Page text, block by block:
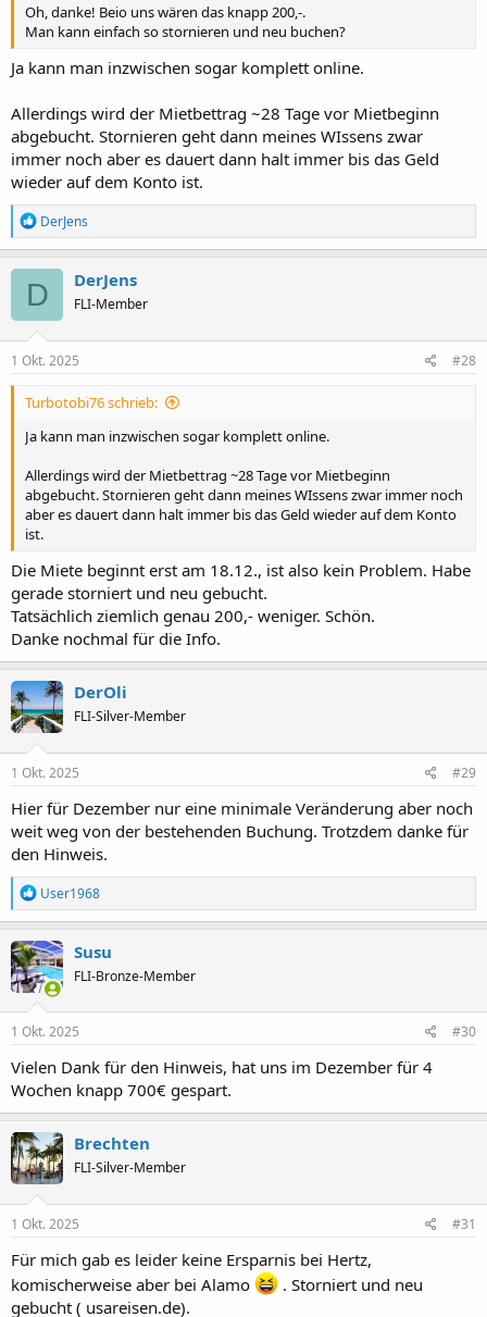
Oh, danke! Beio uns wären das knapp 200,-.
Man kann einfach so stornieren und neu buchen?
Ja kann man inzwischen sogar komplett online.
Allerdings wird der Mietbettrag ~28 Tage vor Mietbeginn
abgebucht. Stornieren geht dann meines WIssens zwar
immer noch aber es dauert dann halt immer bis das Geld
wieder auf dem Konto ist.
R
e
a
k
t
i
o
n
e
DerJens
D DerJens
FLI-Member
1 Okt. 2025 #28
Turbotobi76 schrieb:
Ja kann man inzwischen sogar komplett online.
Allerdings wird der Mietbettrag ~28 Tage vor Mietbeginn
abgebucht. Stornieren geht dann meines WIssens zwar immer noch
aber es dauert dann halt immer bis das Geld wieder auf dem Konto
ist.
Die Miete beginnt erst am 18.12., ist also kein Problem. Habe
gerade storniert und neu gebucht.
Tatsächlich ziemlich genau 200,- weniger. Schön.
Danke nochmal für die Info.
DerOli
FLI-Silver-Member
1 Okt. 2025 #29
Hier für Dezember nur eine minimale Veränderung aber noch
weit weg von der bestehenden Buchung. Trotzdem danke für
den Hinweis.
R
e
a
k
t
i
o
n
e
:
User1968
Susu
FLI-Bronze-Member
1 Okt. 2025 #30
Vielen Dank für den Hinweis, hat uns im Dezember für 4
Wochen knapp 700€ gespart.
Brechten
FLI-Silver-Member
1 Okt. 2025 #31
Für mich gab es leider keine Ersparnis bei Hertz,
komischerweise aber bei Alamo
. Storniert und neu
gebucht ( usareisen.de).